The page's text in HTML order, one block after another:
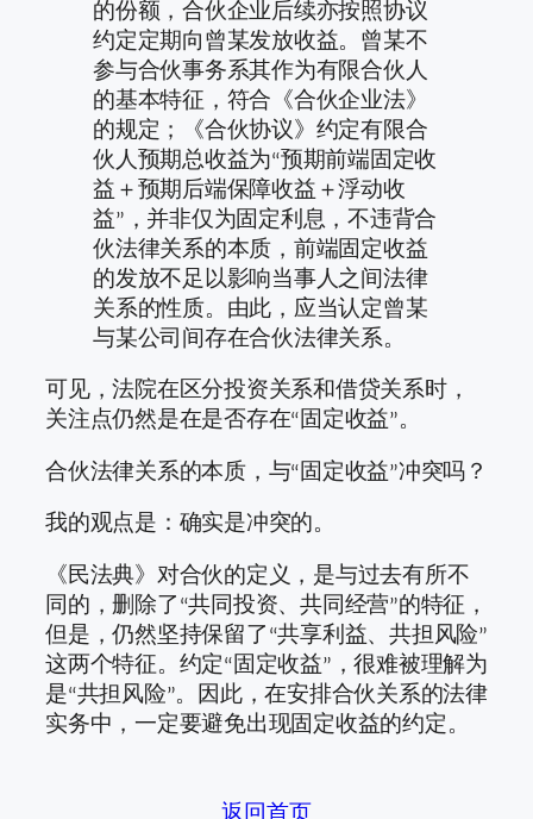
的份额，合伙企业后续亦按照协议
约定定期向曾某发放收益。曾某不
参与合伙事务系其作为有限合伙人
的基本特征，符合《合伙企业法》
的规定；《合伙协议》约定有限合
伙人预期总收益为“预期前端固定收
益＋预期后端保障收益＋浮动收
益”，并非仅为固定利息，不违背合
伙法律关系的本质，前端固定收益
的发放不足以影响当事人之间法律
关系的性质。由此，应当认定曾某
与某公司间存在合伙法律关系。
可见，法院在区分投资关系和借贷关系时，
关注点仍然是在是否存在“固定收益”。
合伙法律关系的本质，与“固定收益”冲突吗？
我的观点是：确实是冲突的。
《民法典》对合伙的定义，是与过去有所不
同的，删除了“共同投资、共同经营”的特征，
但是，仍然坚持保留了“共享利益、共担风险”
这两个特征。约定“固定收益”，很难被理解为
是“共担风险”。因此，在安排合伙关系的法律
实务中，一定要避免出现固定收益的约定。
返回首页